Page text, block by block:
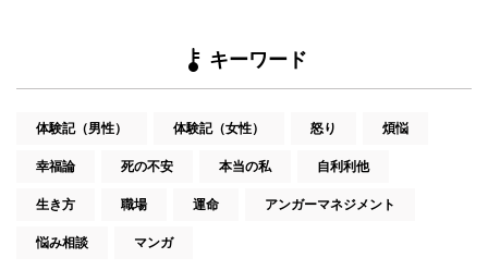
キーワード
体験記（男性） 体験記（女性） 怒り 煩悩
幸福論 死の不安 本当の私 自利利他
生き方 職場 運命 アンガーマネジメント
悩み相談 マンガ